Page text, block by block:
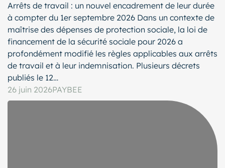
Arrêts de travail : un nouvel encadrement de leur durée
à compter du 1er septembre 2026 Dans un contexte de
maîtrise des dépenses de protection sociale, la loi de
financement de la sécurité sociale pour 2026 a
profondément modifié les règles applicables aux arrêts
de travail et à leur indemnisation. Plusieurs décrets
publiés le 12…
26 juin 2026PAYBEE